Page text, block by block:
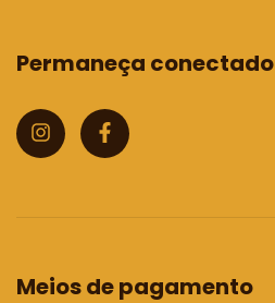
Permaneça conectado
Meios de pagamento